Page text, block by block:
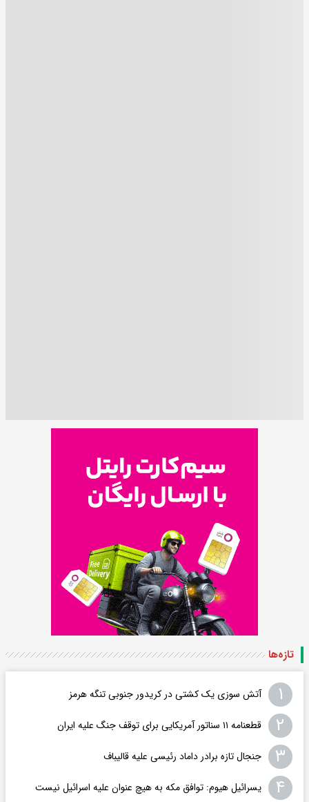
تازه‌ها
۱ آتش سوزی یک کشتی در کریدور جنوبی تنگه هرمز
۲ قطعنامه ۱۱ سناتور آمریکایی برای توقف جنگ علیه ایران
۳ جنجال تازه برادر داماد رئیسی علیه قالیباف
۴ یسرائیل هیوم: توافق مکه به هیچ عنوان علیه اسرائیل نیست